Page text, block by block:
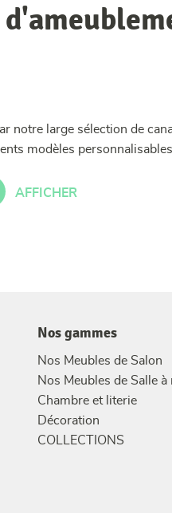
notre large sélection de
modèles
AFFICHER
Nos gammes
Nos Meubles de Salon
Nos Meubles de Salle à
Chambre et literie
Décoration
COLLECTIONS